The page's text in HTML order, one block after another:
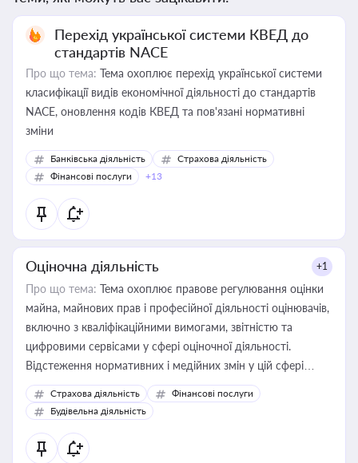
Перехід української системи КВЕД до
стандартів NACE
Про що тема: Тема охоплює перехід української системи
класифікації видів економічної діяльності до стандартів
NACE, оновлення кодів КВЕД та пов'язані нормативні
зміни
Банківська діяльність
Страхова діяльність
Фінансові послуги
+13
Оціночна діяльність +1
Про що тема: Тема охоплює правове регулювання оцінки
майна, майнових прав і професійної діяльності оцінювачів,
включно з кваліфікаційними вимогами, звітністю та
цифровими сервісами у сфері оціночної діяльності.
Відстеження нормативних і медійних змін у цій сфері
корисне для власника бізнесу, керівника, юриста або
бухгалтера під час оподаткування, приватизації, оренди
державного майна, корпоративних угод і перевірки
статусу суб'єктів оціночної діяльності
Страхова діяльність
Фінансові послуги
Будівельна діяльність